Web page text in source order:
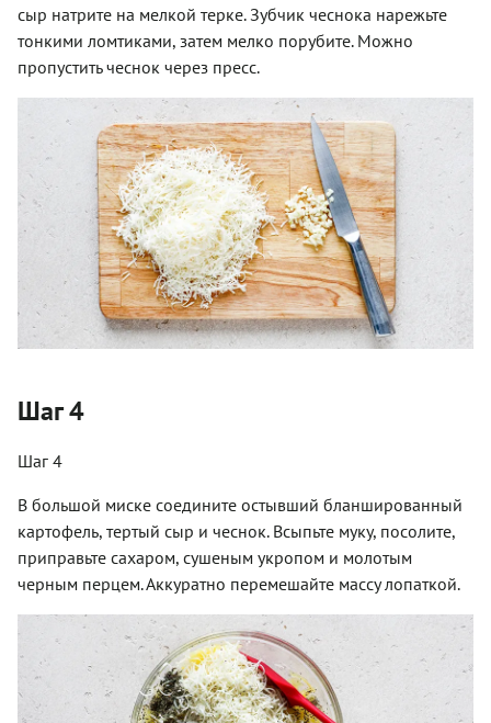
сыр натрите на мелкой терке. Зубчик чеснока нарежьте
тонкими ломтиками, затем мелко порубите. Можно
пропустить чеснок через пресс.
Шаг 4
Шаг 4
В большой миске соедините остывший бланшированный
картофель, тертый сыр и чеснок. Всыпьте муку, посолите,
приправьте сахаром, сушеным укропом и молотым
черным перцем. Аккуратно перемешайте массу лопаткой.